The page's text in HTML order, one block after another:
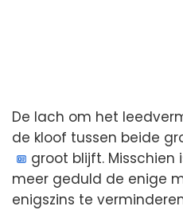
De lach om het
de kloof tussen beide
groot blijft. Misschien
meer geduld de enige
enigszins te